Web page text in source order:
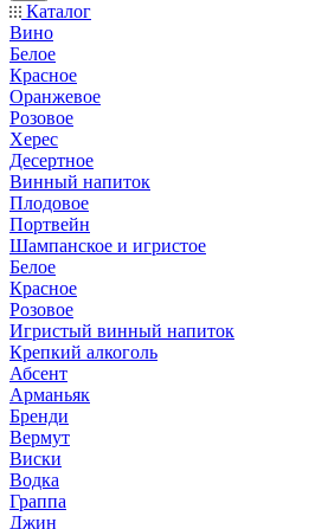
Каталог
Вино
Белое
Красное
Оранжевое
Розовое
Херес
Десертное
Винный напиток
Плодовое
Портвейн
Шампанское и игристое
Белое
Красное
Розовое
Игристый винный напиток
Крепкий алкоголь
Абсент
Арманьяк
Бренди
Вермут
Виски
Водка
Граппа
Джин